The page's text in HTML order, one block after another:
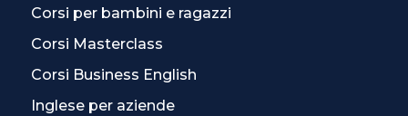
Corsi per bambini e ragazzi
Corsi Masterclass
Corsi Business English
Inglese per aziende